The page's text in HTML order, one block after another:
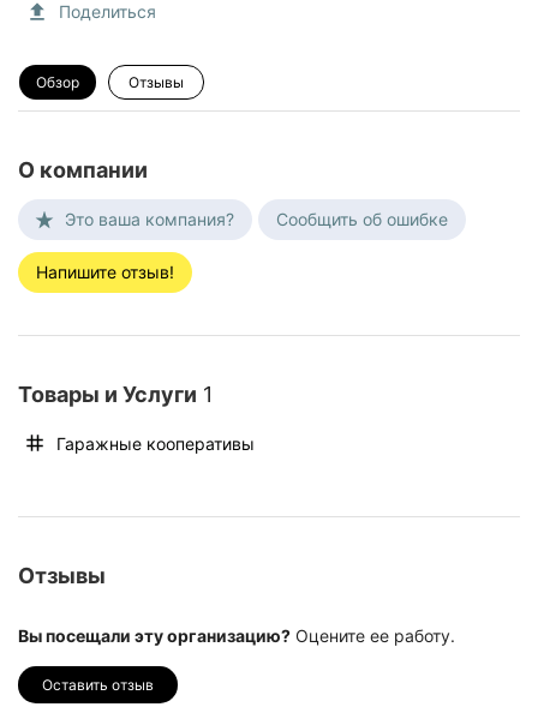
Поделиться
Обзор Отзывы
О компании
Это ваша компания? Сообщить об ошибке
Напишите отзыв!
Товары и Услуги 1
Гаражные кооперативы
Отзывы
Вы посещали эту организацию? Оцените ее работу.
Оставить отзыв